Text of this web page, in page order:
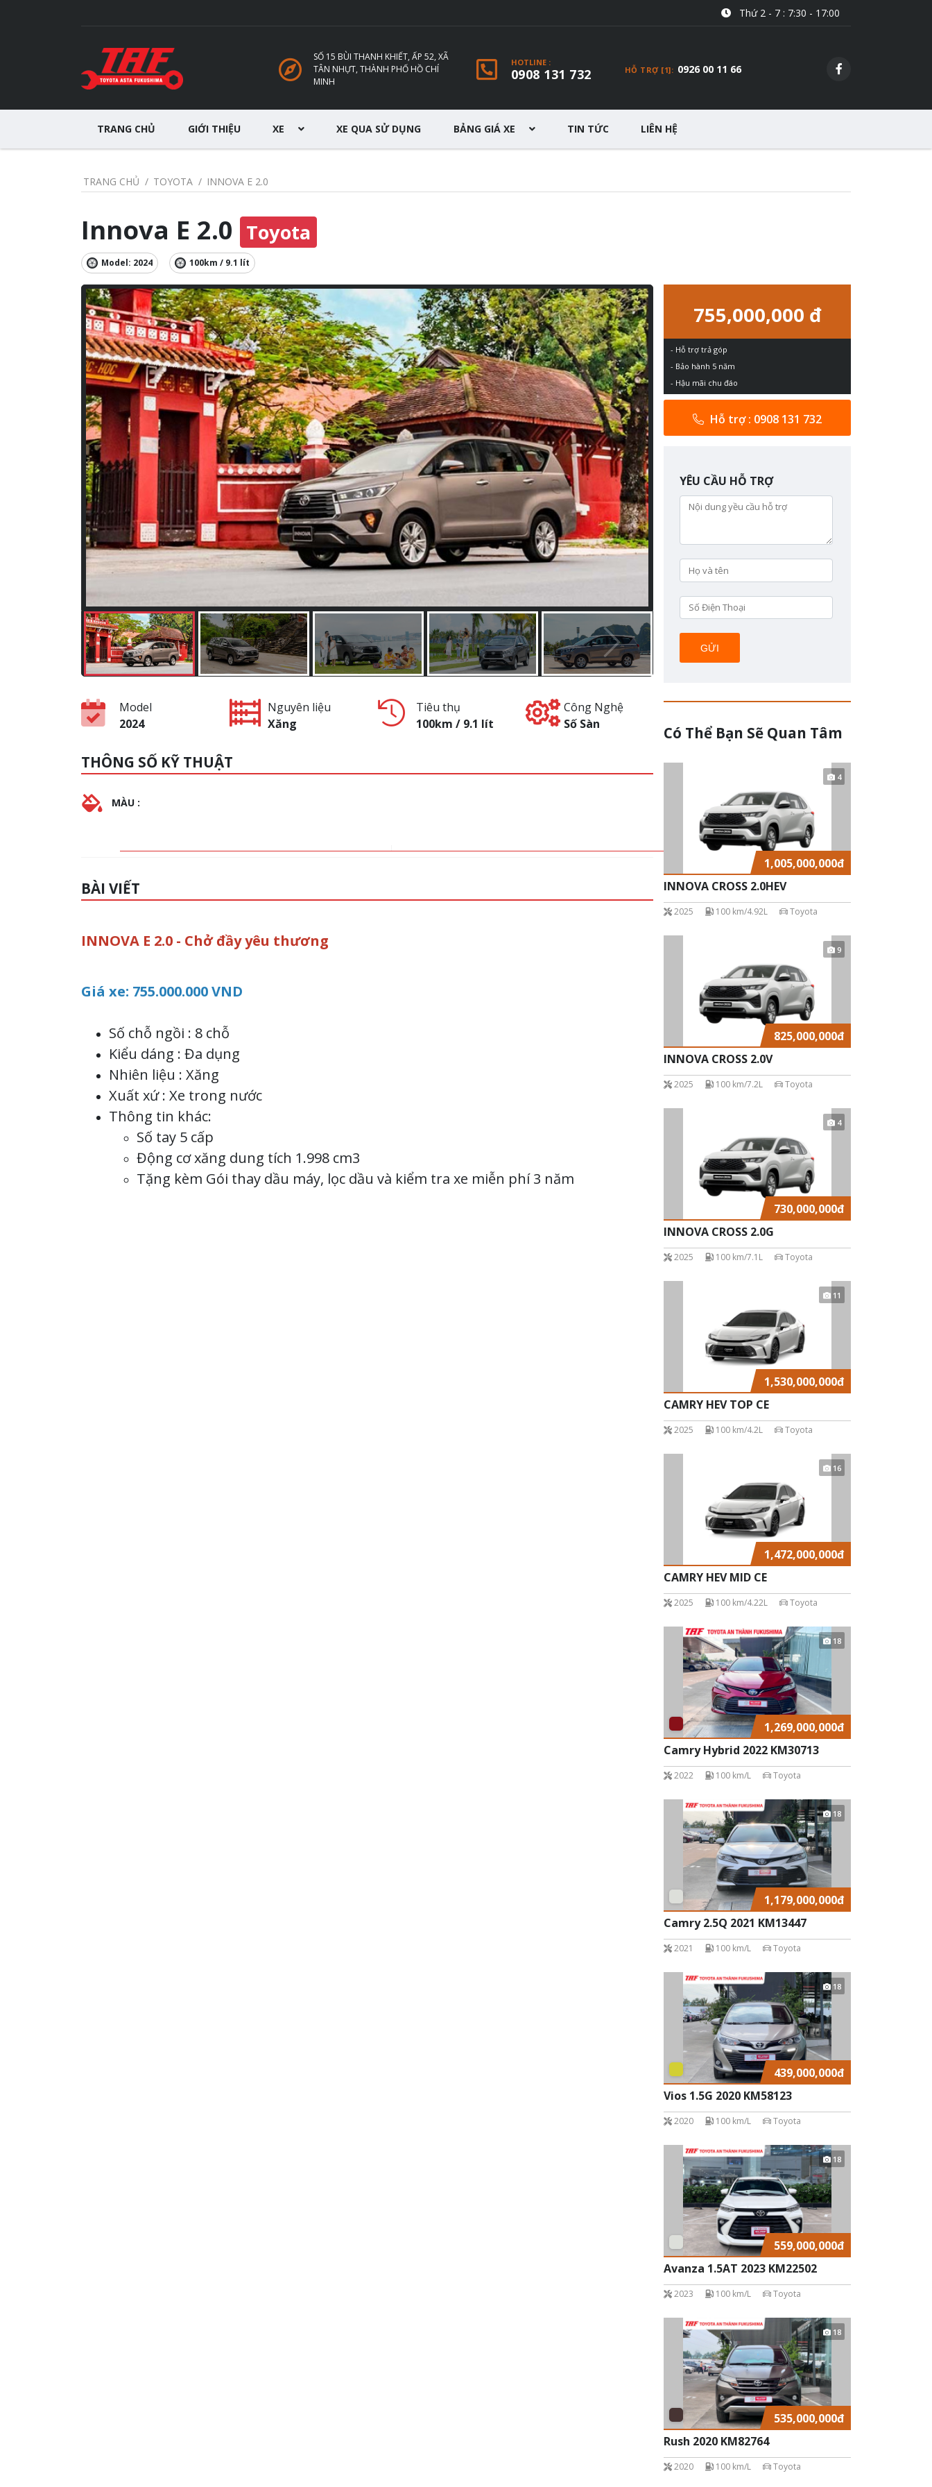
Thứ 2 - 7 : 7:30 - 17:00
SỐ 15 BÙI THANH KHIẾT, ẤP 52, XÃ
TÂN NHỰT, THÀNH PHỐ HỒ CHÍ
MINH
HOTLINE :
0908 131 732 HỖ TRỢ [1]: 0926 00 11 66
TRANG CHỦ GIỚI THIỆU XE XE QUA SỬ DỤNG BẢNG GIÁ XE TIN TỨC LIÊN HỆ
TRANG CHỦ TOYOTA INNOVA E 2.0
Innova E 2.0 Toyota
Model: 2024 100km / 9.1 lít
Model
2024
Nguyên liệu
Xăng
Tiêu thụ
100km / 9.1 lít
Công Nghệ
Số Sàn
THÔNG SỐ KỸ THUẬT
MÀU :
BÀI VIẾT
INNOVA E 2.0 - Chở đầy yêu thương
Giá xe: 755.000.000 VND
Số chỗ ngồi : 8 chỗ
Kiểu dáng : Đa dụng
Nhiên liệu : Xăng
Xuất xứ : Xe trong nước
Thông tin khác:
Số tay 5 cấp
Động cơ xăng dung tích 1.998 cm3
Tặng kèm Gói thay dầu máy, lọc dầu và kiểm tra xe miễn phí 3 năm
755,000,000 đ
- Hỗ trợ trả góp
- Bảo hành 5 năm
- Hậu mãi chu đáo
Hỗ trợ : 0908 131 732
YÊU CẦU HỖ TRỢ
GỬI
Có Thể Bạn Sẽ Quan Tâm
4
1,005,000,000đ
INNOVA CROSS 2.0HEV
2025 100 km/4.92L Toyota
9
825,000,000đ
INNOVA CROSS 2.0V
2025 100 km/7.2L Toyota
4
730,000,000đ
INNOVA CROSS 2.0G
2025 100 km/7.1L Toyota
11
1,530,000,000đ
CAMRY HEV TOP CE
2025 100 km/4.2L Toyota
16
1,472,000,000đ
CAMRY HEV MID CE
2025 100 km/4.22L Toyota
18
1,269,000,000đ
Camry Hybrid 2022 KM30713
2022 100 km/L Toyota
18
1,179,000,000đ
Camry 2.5Q 2021 KM13447
2021 100 km/L Toyota
18
439,000,000đ
Vios 1.5G 2020 KM58123
2020 100 km/L Toyota
18
559,000,000đ
Avanza 1.5AT 2023 KM22502
2023 100 km/L Toyota
18
535,000,000đ
Rush 2020 KM82764
2020 100 km/L Toyota